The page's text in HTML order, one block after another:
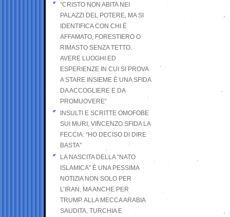
“CRISTO NON ABITA NEI
PALAZZI DEL POTERE, MA SI
IDENTIFICA CON CHI È
AFFAMATO, FORESTIERO O
RIMASTO SENZA TETTO.
AVERE LUOGHI ED
ESPERIENZE IN CUI SI PROVA
A STARE INSIEME È UNA SFIDA
DA ACCOGLIERE E DA
PROMUOVERE”
INSULTI E SCRITTE OMOFOBE
SUI MURI, VINCENZO SFIDA LA
FECCIA: “HO DECISO DI DIRE
BASTA”
LA NASCITA DELLA “NATO
ISLAMICA” È UNA PESSIMA
NOTIZIA NON SOLO PER
L’IRAN, MA ANCHE PER
TRUMP. ALLA MECCA ARABIA
SAUDITA, TURCHIA E